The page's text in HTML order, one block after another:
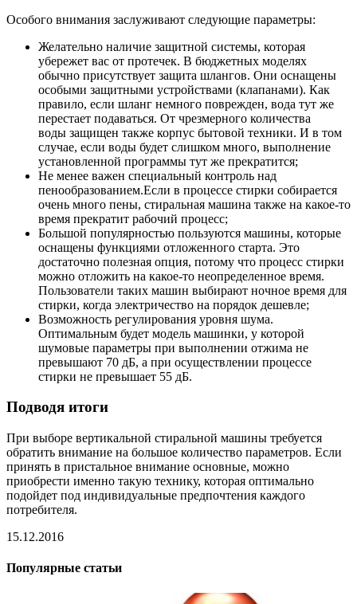
Особого внимания заслуживают следующие параметры:
Желательно наличие защитной системы, которая
убережет вас от протечек. В бюджетных моделях
обычно присутствует защита шлангов. Они оснащены
особыми защитными устройствами (клапанами). Как
правило, если шланг немного поврежден, вода тут же
перестает подаваться. От чрезмерного количества
воды защищен также корпус бытовой техники. И в том
случае, если воды будет слишком много, выполнение
установленной программы тут же прекратится;
Не менее важен специальный контроль над
пенообразованием.Если в процессе стирки собирается
очень много пены, стиральная машина также на какое-то
время прекратит рабочий процесс;
Большой популярностью пользуются машины, которые
оснащены функциями отложенного старта. Это
достаточно полезная опция, потому что процесс стирки
можно отложить на какое-то неопределенное время.
Пользователи таких машин выбирают ночное время для
стирки, когда электричество на порядок дешевле;
Возможность регулирования уровня шума.
Оптимальным будет модель машинки, у которой
шумовые параметры при выполнении отжима не
превышают 70 дБ, а при осуществлении процессе
стирки не превышает 55 дБ.
Подводя итоги
При выборе вертикальной стиральной машины требуется
обратить внимание на большое количество параметров. Если
принять в пристальное внимание основные, можно
приобрести именно такую технику, которая оптимально
подойдет под индивидуальные предпочтения каждого
потребителя.
15.12.2016
Популярные статьи